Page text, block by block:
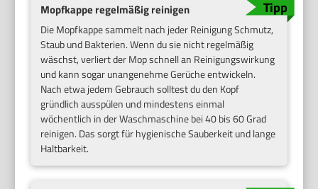
Mopfkappe regelmäßig reinigen
Die Mopfkappe sammelt nach jeder Reinigung Schmutz,
Staub und Bakterien. Wenn du sie nicht regelmäßig
wäschst, verliert der Mop schnell an Reinigungswirkung
und kann sogar unangenehme Gerüche entwickeln.
Nach etwa jedem Gebrauch solltest du den Kopf
gründlich ausspülen und mindestens einmal
wöchentlich in der Waschmaschine bei 40 bis 60 Grad
reinigen. Das sorgt für hygienische Sauberkeit und lange
Haltbarkeit.